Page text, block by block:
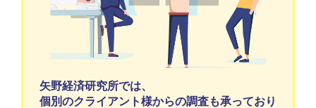
矢野経済研究所では、
個別のクライアント様からの調査も承っており